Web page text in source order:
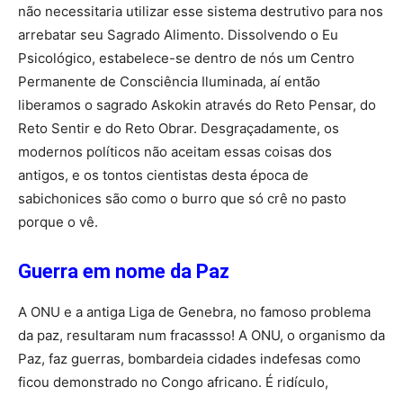
não necessitaria utilizar esse sistema destrutivo para nos
arrebatar seu Sagrado Alimento. Dissolvendo o Eu
Psicológico, estabelece-se dentro de nós um Centro
Permanente de Consciência Iluminada, aí então
liberamos o sagrado Askokin através do Reto Pensar, do
Reto Sentir e do Reto Obrar. Desgraçadamente, os
modernos políticos não aceitam essas coisas dos
antigos, e os tontos cientistas desta época de
sabichonices são como o burro que só crê no pasto
porque o vê.
Guerra em nome da Paz
A ONU e a antiga Liga de Genebra, no famoso problema
da paz, resultaram num fracassso! A ONU, o organismo da
Paz, faz guerras, bombardeia cidades indefesas como
ficou demonstrado no Congo africano. É ridículo,